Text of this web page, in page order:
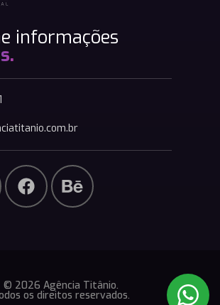
informações
© 2026 Agência Titânio.
os direitos reservados.